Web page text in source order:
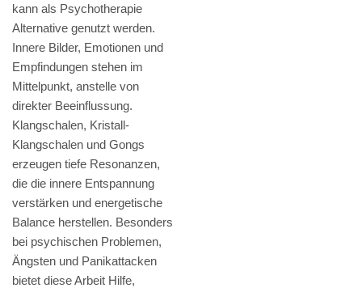
kann als Psychotherapie
Alternative genutzt werden.
Innere Bilder, Emotionen und
Empfindungen stehen im
Mittelpunkt, anstelle von
direkter Beeinflussung.
Klangschalen, Kristall-
Klangschalen und Gongs
erzeugen tiefe Resonanzen,
die die innere Entspannung
verstärken und energetische
Balance herstellen. Besonders
bei psychischen Problemen,
Ängsten und Panikattacken
bietet diese Arbeit Hilfe,